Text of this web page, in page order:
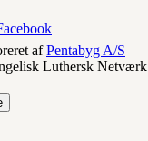
afPentabyg A/S
Luthersk Netværk